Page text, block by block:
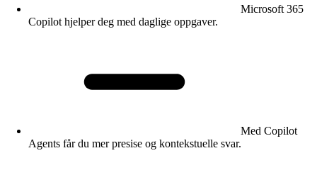
Microsoft 365
Copilot hjelper deg med daglige oppgaver.
Med Copilot
Agents får du mer presise og kontekstuelle svar.